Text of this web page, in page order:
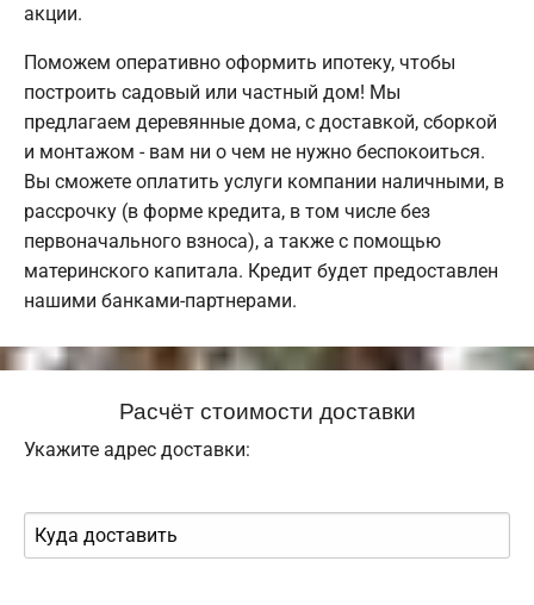
акции.
Поможем оперативно оформить ипотеку, чтобы
построить садовый или частный дом! Мы
предлагаем деревянные дома, с доставкой, сборкой
и монтажом - вам ни о чем не нужно беспокоиться.
Вы сможете оплатить услуги компании наличными, в
рассрочку (в форме кредита, в том числе без
первоначального взноса), а также с помощью
материнского капитала. Кредит будет предоставлен
нашими банками-партнерами.
Расчёт стоимости доставки
Укажите адрес доставки: